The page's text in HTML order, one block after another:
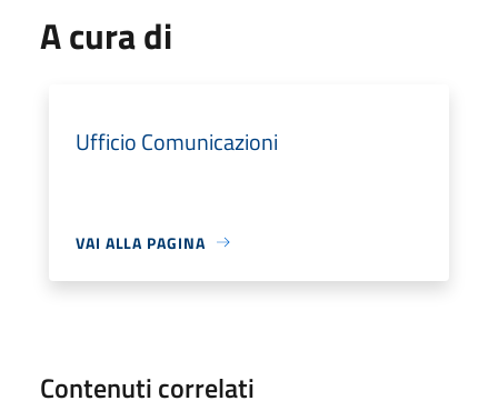
A cura di
Ufficio Comunicazioni
VAI ALLA PAGINA
Contenuti correlati